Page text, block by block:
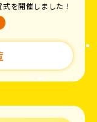
を開催しました！